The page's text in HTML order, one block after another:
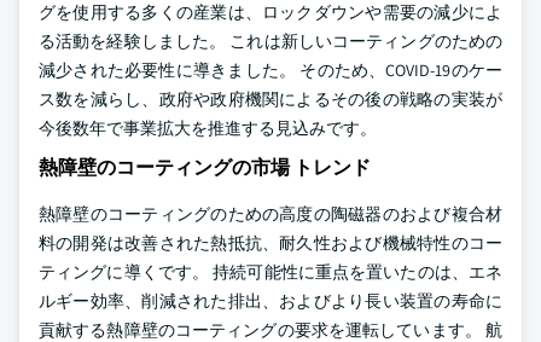
グを使用する多くの産業は、ロックダウンや需要の減少によ
る活動を経験しました。 これは新しいコーティングのための
減少された必要性に導きました。 そのため、COVID-19のケー
ス数を減らし、政府や政府機関によるその後の戦略の実装が
今後数年で事業拡大を推進する見込みです。
熱障壁のコーティングの市場 トレンド
熱障壁のコーティングのための高度の陶磁器のおよび複合材
料の開発は改善された熱抵抗、耐久性および機械特性のコー
ティングに導くです。 持続可能性に重点を置いたのは、エネ
ルギー効率、削減された排出、およびより長い装置の寿命に
貢献する熱障壁のコーティングの要求を運転しています。 航